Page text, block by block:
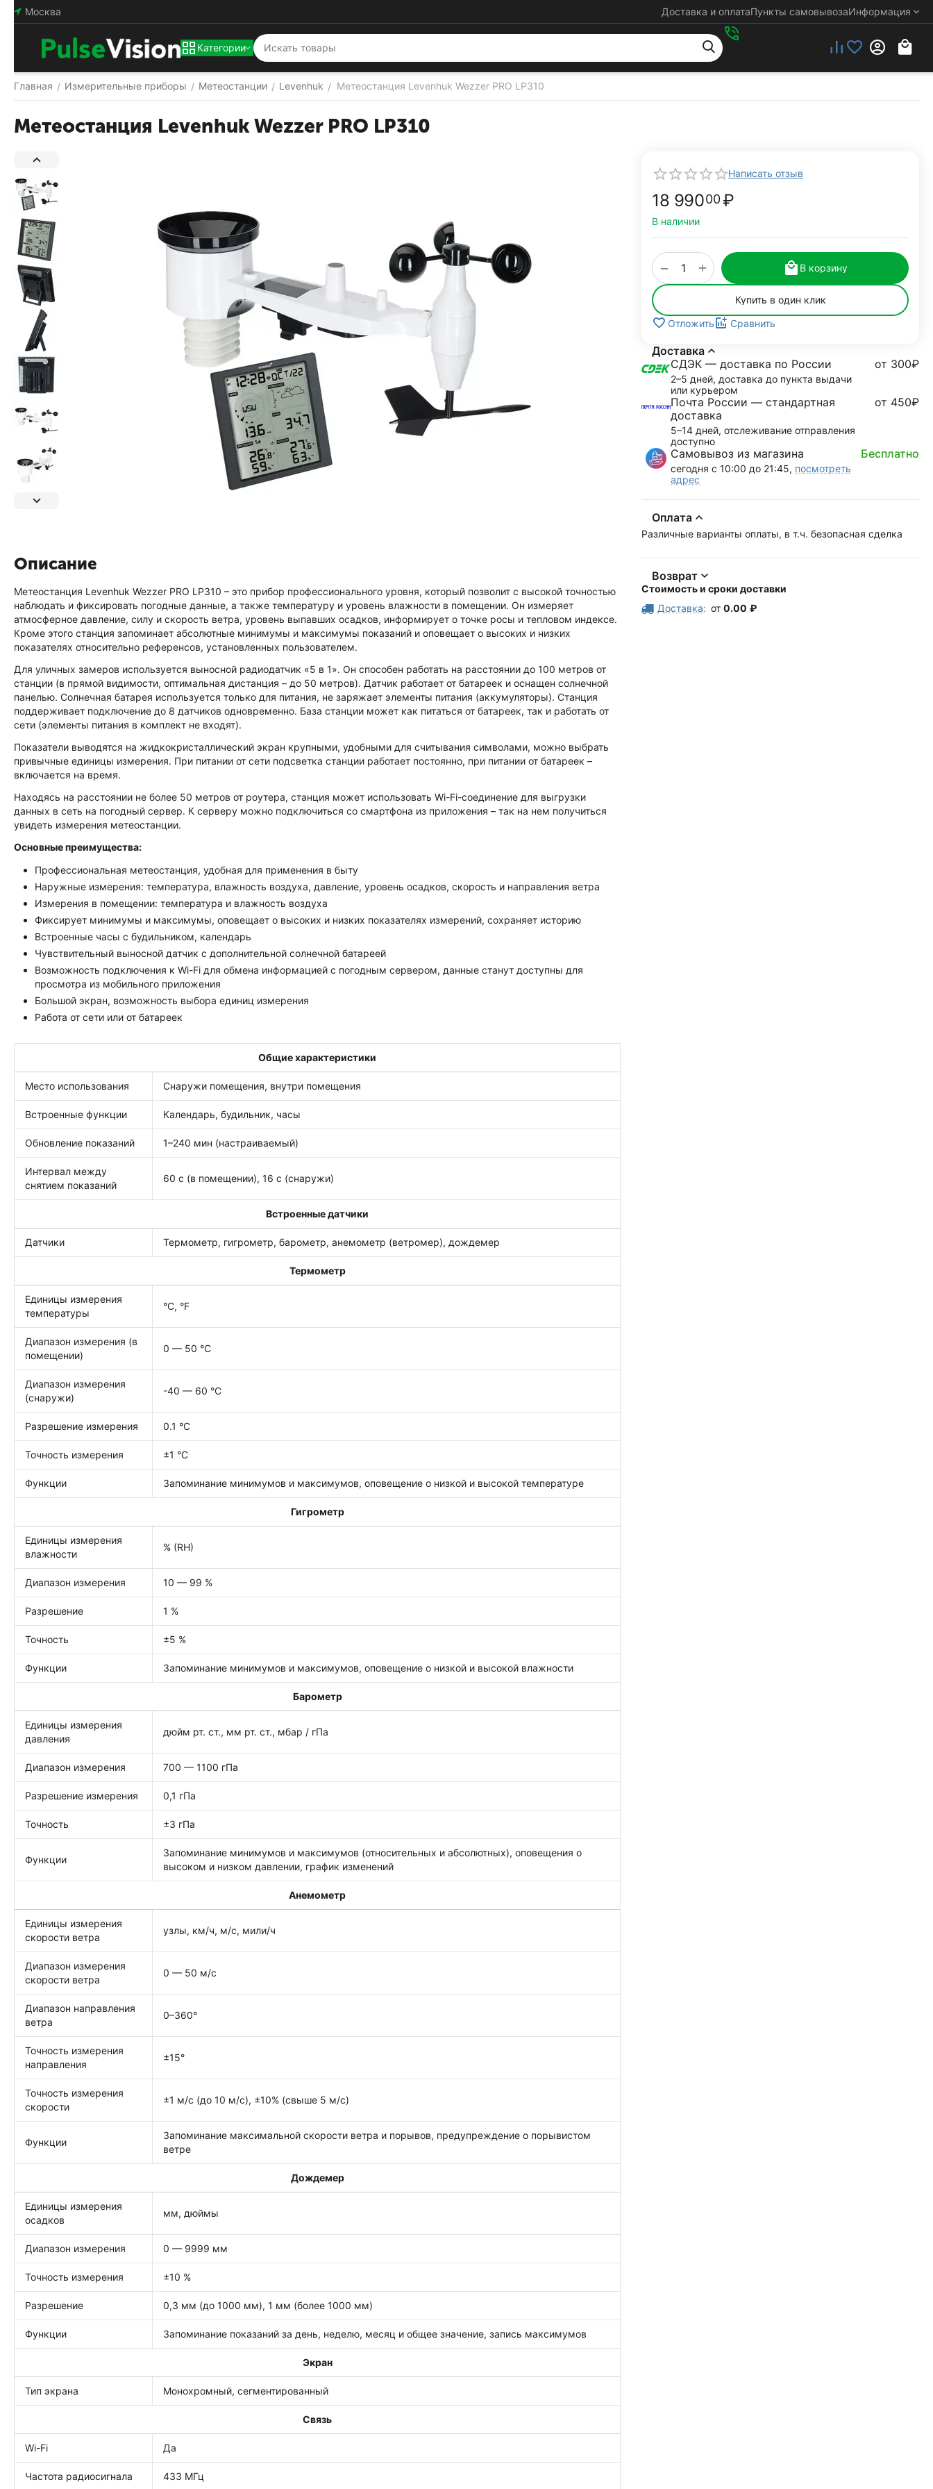
Москва Доставка и оплатаПункты самовывозаИнформация
Категории
Главная / Измерительные приборы / Метеостанции / Levenhuk / Метеостанция Levenhuk Wezzer PRO LP310
Метеостанция Levenhuk Wezzer PRO LP310
Написать отзыв
18 99000₽
В наличии
+
− В корзину
Купить в один клик
Отложить
Сравнить
Доставка
СДЭК — доставка по России
2–5 дней, доставка до пункта выдачи
или курьером
от 300₽
Почта России — стандартная
доставка
5–14 дней, отслеживание отправления
доступно
от 450₽
Самовывоз из магазина
сегодня с 10:00 до 21:45, посмотреть
адрес
Бесплатно
Оплата
Различные варианты оплаты, в т.ч. безопасная сделка
Возврат
Стоимость и сроки доставки
Доставка: от 0.00 ₽
Описание
Метеостанция Levenhuk Wezzer PRO LP310 – это прибор профессионального уровня, который позволит с высокой точностью
наблюдать и фиксировать погодные данные, а также температуру и уровень влажности в помещении. Он измеряет
атмосферное давление, силу и скорость ветра, уровень выпавших осадков, информирует о точке росы и тепловом индексе.
Кроме этого станция запоминает абсолютные минимумы и максимумы показаний и оповещает о высоких и низких
показателях относительно референсов, установленных пользователем.
Для уличных замеров используется выносной радиодатчик «5 в 1». Он способен работать на расстоянии до 100 метров от
станции (в прямой видимости, оптимальная дистанция – до 50 метров). Датчик работает от батареек и оснащен солнечной
панелью. Солнечная батарея используется только для питания, не заряжает элементы питания (аккумуляторы). Станция
поддерживает подключение до 8 датчиков одновременно. База станции может как питаться от батареек, так и работать от
сети (элементы питания в комплект не входят).
Показатели выводятся на жидкокристаллический экран крупными, удобными для считывания символами, можно выбрать
привычные единицы измерения. При питании от сети подсветка станции работает постоянно, при питании от батареек –
включается на время.
Находясь на расстоянии не более 50 метров от роутера, станция может использовать Wi-Fi-соединение для выгрузки
данных в сеть на погодный сервер. К серверу можно подключиться со смартфона из приложения – так на нем получиться
увидеть измерения метеостанции.
Основные преимущества:
Профессиональная метеостанция, удобная для применения в быту
Наружные измерения: температура, влажность воздуха, давление, уровень осадков, скорость и направления ветра
Измерения в помещении: температура и влажность воздуха
Фиксирует минимумы и максимумы, оповещает о высоких и низких показателях измерений, сохраняет историю
Встроенные часы с будильником, календарь
Чувствительный выносной датчик с дополнительной солнечной батареей
Возможность подключения к Wi-Fi для обмена информацией с погодным сервером, данные станут доступны для
просмотра из мобильного приложения
Большой экран, возможность выбора единиц измерения
Работа от сети или от батареек
Общие характеристики
Место использования Снаружи помещения, внутри помещения
Встроенные функции Календарь, будильник, часы
Обновление показаний 1–240 мин (настраиваемый)
Интервал между
снятием показаний
60 с (в помещении), 16 с (снаружи)
Встроенные датчики
Датчики Термометр, гигрометр, барометр, анемометр (ветромер), дождемер
Термометр
Единицы измерения
температуры
°C, °F
Диапазон измерения (в
помещении)
0 — 50 °C
Диапазон измерения
(снаружи)
-40 — 60 °C
Разрешение измерения 0.1 °C
Точность измерения ±1 °C
Функции Запоминание минимумов и максимумов, оповещение о низкой и высокой температуре
Гигрометр
Единицы измерения
влажности
% (RH)
Диапазон измерения 10 — 99 %
Разрешение 1 %
Точность ±5 %
Функции Запоминание минимумов и максимумов, оповещение о низкой и высокой влажности
Барометр
Единицы измерения
давления
дюйм рт. ст., мм рт. ст., мбар / гПа
Диапазон измерения 700 — 1100 гПа
Разрешение измерения 0,1 гПа
Точность ±3 гПа
Функции
Запоминание минимумов и максимумов (относительных и абсолютных), оповещения о
высоком и низком давлении, график изменений
Анемометр
Единицы измерения
скорости ветра
узлы, км/ч, м/с, мили/ч
Диапазон измерения
скорости ветра
0 — 50 м/с
Диапазон направления
ветра
0–360°
Точность измерения
направления
±15°
Точность измерения
скорости
±1 м/с (до 10 м/с), ±10% (свыше 5 м/с)
Функции
Запоминание максимальной скорости ветра и порывов, предупреждение о порывистом
ветре
Дождемер
Единицы измерения
осадков
мм, дюймы
Диапазон измерения 0 — 9999 мм
Точность измерения ±10 %
Разрешение 0,3 мм (до 1000 мм), 1 мм (более 1000 мм)
Функции Запоминание показаний за день, неделю, месяц и общее значение, запись максимумов
Экран
Тип экрана Монохромный, сегментированный
Связь
Wi-Fi Да
Частота радиосигнала 433 МГц